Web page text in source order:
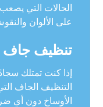
الحالات التي
على الألوان
تنظيف جاف
إذا كنت تمتلك
التنظيف الجاف
الأوساخ دون أي